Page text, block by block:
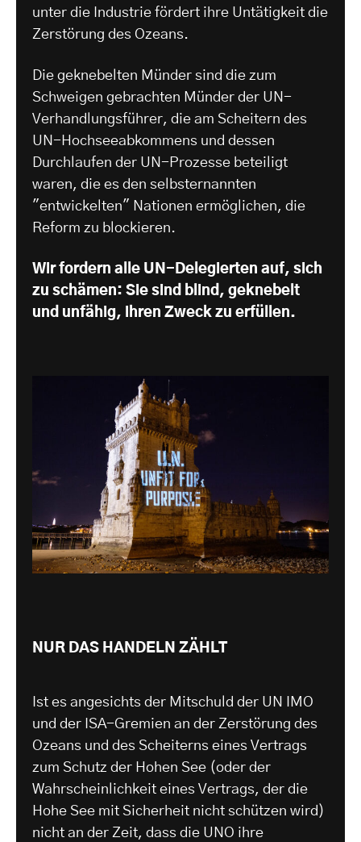
unter die Industrie fördert ihre Untätigkeit die
Zerstörung des Ozeans.
Die geknebelten Münder sind die zum
Schweigen gebrachten Münder der UN-
Verhandlungsführer, die am Scheitern des
UN-Hochseeabkommens und dessen
Durchlaufen der UN-Prozesse beteiligt
waren, die es den selbsternannten
"entwickelten" Nationen ermöglichen, die
Reform zu blockieren.
Wir fordern alle UN-Delegierten auf, sich
zu schämen: Sie sind blind, geknebelt
und unfähig, ihren Zweck zu erfüllen.
NUR DAS HANDELN ZÄHLT
Ist es angesichts der Mitschuld der UN IMO
und der ISA-Gremien an der Zerstörung des
Ozeans und des Scheiterns eines Vertrags
zum Schutz der Hohen See (oder der
Wahrscheinlichkeit eines Vertrags, der die
Hohe See mit Sicherheit nicht schützen wird)
nicht an der Zeit, dass die UNO ihre